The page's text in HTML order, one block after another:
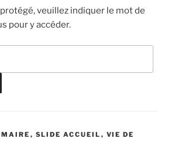
veuillez indiquer le mot de
pour y accéder.
, SLIDE ACCUEIL , VIE DE